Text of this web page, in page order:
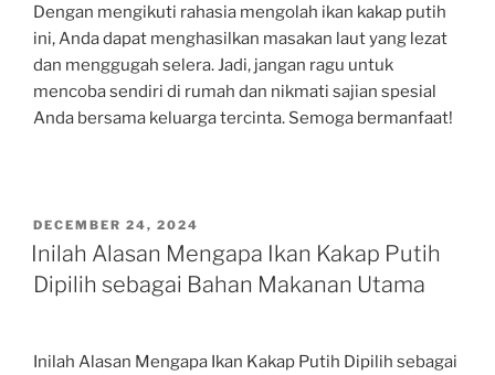
Dengan mengikuti rahasia mengolah ikan kakap putih
ini, Anda dapat menghasilkan masakan laut yang lezat
dan menggugah selera. Jadi, jangan ragu untuk
mencoba sendiri di rumah dan nikmati sajian spesial
Anda bersama keluarga tercinta. Semoga bermanfaat!
POSTED
ON
DECEMBER 24, 2024
Inilah Alasan Mengapa Ikan Kakap Putih
Dipilih sebagai Bahan Makanan Utama
Inilah Alasan Mengapa Ikan Kakap Putih Dipilih sebagai